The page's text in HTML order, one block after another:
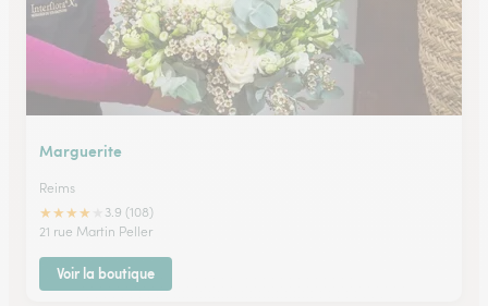
Marguerite
Reims
★★★★
3.9 (108)
21 rue Martin Peller
Voir la boutique